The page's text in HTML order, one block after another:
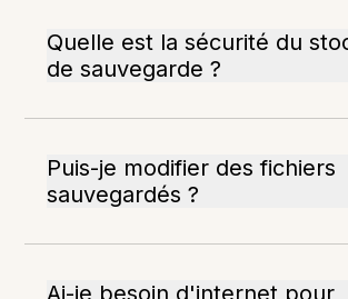
Quelle est la sécurité du
de sauvegarde ?
Puis-je modifier des fichiers
sauvegardés ?
Ai-je besoin d'internet pour